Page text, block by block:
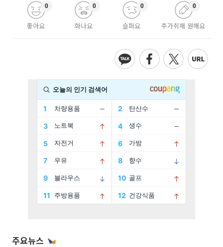
좋아요
0
화나요
0
슬퍼요
0
추가취재 원해요
0
주요뉴스